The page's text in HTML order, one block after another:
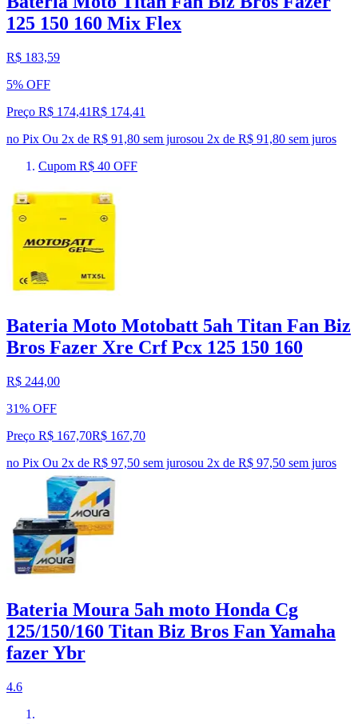
125 150 160 Mix Flex
R$ 183,59
5% OFF
Preço R$ 174,41R$ 174,41
no Pix Ou 2x de R$ 91,80 sem jurosou 2x de R$ 91,80 sem juros
Cupom R$ 40 OFF
Bateria Moto Motobatt 5ah Titan Fan Biz
Bros Fazer Xre Crf Pcx 125 150 160
R$ 244,00
31% OFF
Preço R$ 167,70R$ 167,70
no Pix Ou 2x de R$ 97,50 sem jurosou 2x de R$ 97,50 sem juros
Bateria Moura 5ah moto Honda Cg
125/150/160 Titan Biz Bros Fan Yamaha
fazer Ybr
4.6